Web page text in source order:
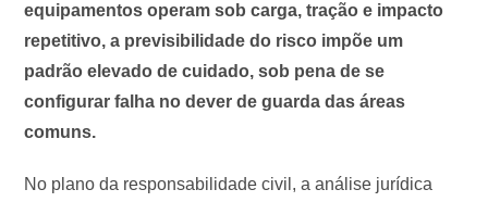
equipamentos operam sob carga, tração e impacto
repetitivo, a previsibilidade do risco impõe um
padrão elevado de cuidado, sob pena de se
configurar falha no dever de guarda das áreas
comuns.
No plano da responsabilidade civil, a análise jurídica